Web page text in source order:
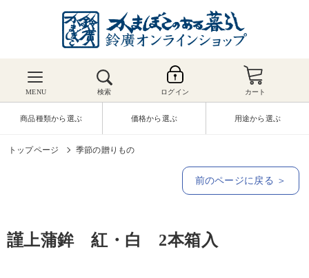
MENU 検索 ログイン カート
商品種類から選ぶ 価格から選ぶ 用途から選ぶ
トップページ 季節の贈りもの
前のページに戻る ＞
謹上蒲鉾 紅・白 2本箱入